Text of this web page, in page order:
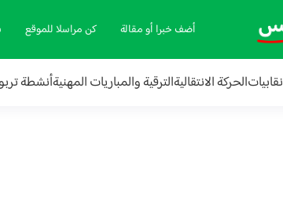
أضف خبرا أو مقالة كن مراسلا للموقع
نقابياتالحركة الانتقاليةالترقية والمباريات المهنيةأنشطة